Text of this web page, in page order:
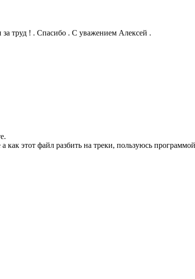
труд ! . Спасибо . C уважением Алексей .
как этот файл разбить на треки, пользуюсь